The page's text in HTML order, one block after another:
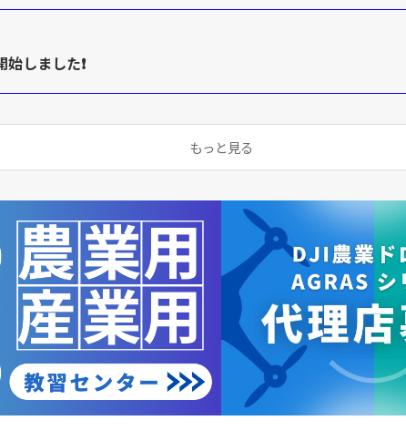
しました❗️
もっと見る